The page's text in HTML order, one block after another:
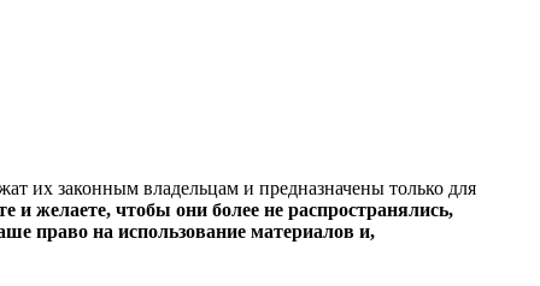
их законным владельцам и предназначены только для
и желаете, чтобы они более не распространялись,
право на использование материалов и,